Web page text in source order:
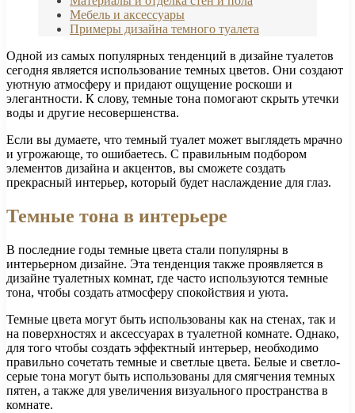
Мебель и аксессуары
Примеры дизайна темного туалета
Одной из самых популярных тенденций в дизайне туалетов
сегодня является использование темных цветов. Они создают
уютную атмосферу и придают ощущение роскоши и
элегантности. К слову, темные тона помогают скрыть утечки
воды и другие несовершенства.
Если вы думаете, что темный туалет может выглядеть мрачно
и угрожающе, то ошибаетесь. С правильным подбором
элементов дизайна и акцентов, вы сможете создать
прекрасный интерьер, который будет наслаждение для глаз.
Темные тона в интерьере
В последние годы темные цвета стали популярны в
интерьерном дизайне. Эта тенденция также проявляется в
дизайне туалетных комнат, где часто используются темные
тона, чтобы создать атмосферу спокойствия и уюта.
Темные цвета могут быть использованы как на стенах, так и
на поверхностях и аксессуарах в туалетной комнате. Однако,
для того чтобы создать эффектный интерьер, необходимо
правильно сочетать темные и светлые цвета. Белые и светло-
серые тона могут быть использованы для смягчения темных
пятен, а также для увеличения визуального пространства в
комнате.